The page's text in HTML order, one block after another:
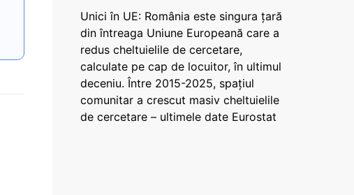
Unici în UE: România este singura țară
din întreaga Uniune Europeană care a
redus cheltuielile de cercetare,
calculate pe cap de locuitor, în ultimul
deceniu. Între 2015-2025, spațiul
comunitar a crescut masiv cheltuielile
de cercetare – ultimele date Eurostat